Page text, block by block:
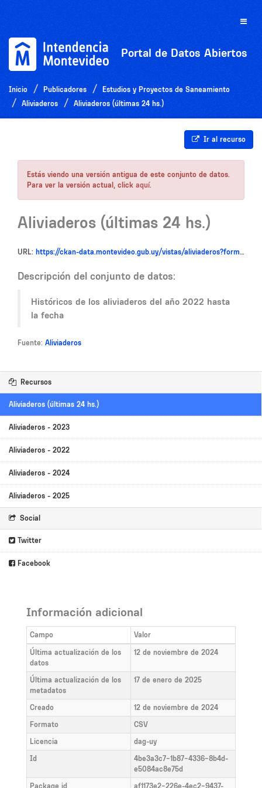
Toggle
Portal de Datos Abiertos
Inicio Publicadores
Estudios y Proyectos de Saneamiento
Aliviaderos
Aliviaderos (últimas 24 hs.)
Ir al recurso
Estás viendo una versión antigua de este conjunto de datos.
Para ver la versión actual, click aquí.
Aliviaderos (últimas 24 hs.)
URL: https://ckan-data.montevideo.gub.uy/vistas/aliviaderos?format?csv
Descripción del conjunto de datos:
Históricos de los aliviaderos del año 2022 hasta
la fecha
Fuente: Aliviaderos
Recursos
Aliviaderos (últimas 24 hs.)
Aliviaderos - 2023
Aliviaderos - 2022
Aliviaderos - 2024
Aliviaderos - 2025
Social
Twitter
Facebook
Información adicional
Campo
Valor
Última actualización de los
datos
12 de noviembre de 2024
Última actualización de los
metadatos
17 de enero de 2025
Creado
12 de noviembre de 2024
Formato
CSV
Licencia
dag-uy
Id
4be3a3c7-1b87-4336-8b4d-
e5084ac8e75d
Package id
af1173e2-226e-4ec2-9437-